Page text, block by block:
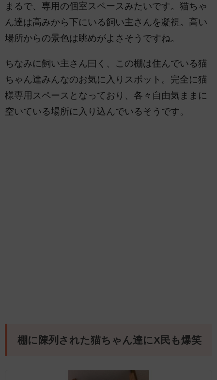
まるで、専用の個室スペースみたいです。猫ちゃ
ん達は高みから下にいる飼い主さんを凝視。高い
場所からの景色は眺めがよさそうですね。
ちなみに飼い主さん曰く、この棚は住んでいる猫
ちゃん達みんなのお気に入りスポット。完全に猫
様専用スペースとなっており、各々自由気ままに
空いている場所に入り込んでいるそうです。
棚に陳列された猫ちゃん達にX民も爆笑